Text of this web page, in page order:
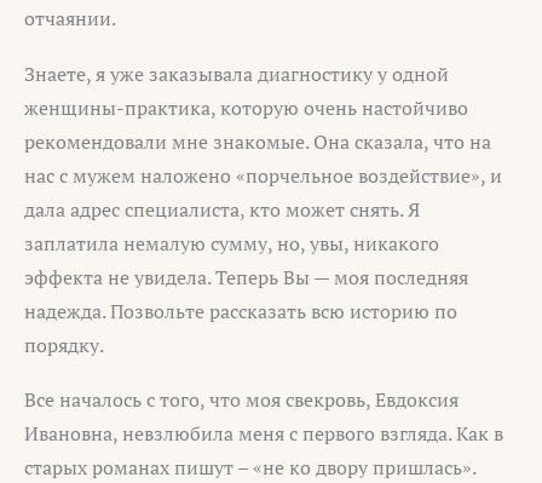
отчаянии.
Знаете, я уже заказывала диагностику у одной
женщины-практика, которую очень настойчиво
рекомендовали мне знакомые. Она сказала, что на
нас с мужем наложено «порчельное воздействие», и
дала адрес специалиста, кто может снять. Я
заплатила немалую сумму, но, увы, никакого
эффекта не увидела. Теперь Вы — моя последняя
надежда. Позвольте рассказать всю историю по
порядку.
Все началось с того, что моя свекровь, Евдоксия
Ивановна, невзлюбила меня с первого взгляда. Как в
старых романах пишут – «не ко двору пришлась».